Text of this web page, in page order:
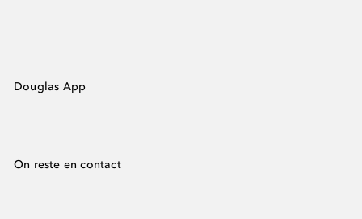
Douglas App
On reste en contact